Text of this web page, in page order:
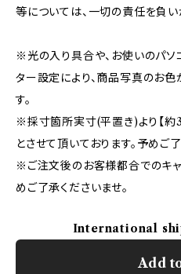
等については、一切の責任を負い
※光の入り具合や、お使いのパソ
ター設定により、商品写真のお
す。
※採寸箇所実寸(平置き)より【約
とさせて頂いております。予めご
※ご注文後のお客様都合でのキャ
めご了承くださいませ。
International
Add